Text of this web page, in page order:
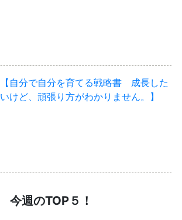
【自分で自分を育てる戦略書 成長した
いけど、頑張り方がわかりません。】
今週のTOP５！